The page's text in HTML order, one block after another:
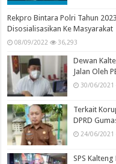
Rekpro Bintara Polri Tahun
Disosialisasikan Ke Masyarakat
08/09/2022 36,293
Dewan
Jalan Oleh
30/06/2021
Terkait
DPRD
24/06/2021
SPS